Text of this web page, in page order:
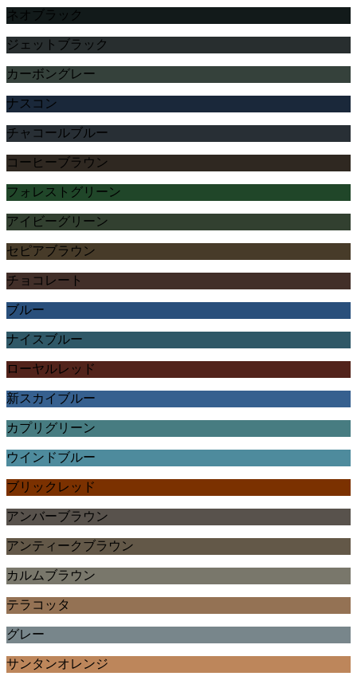
ネオブラック
ジェットブラック
カーボングレー
ナスコン
チャコールブルー
コーヒーブラウン
フォレストグリーン
アイビーグリーン
セピアブラウン
チョコレート
ブルー
ナイスブルー
ローヤルレッド
新スカイブルー
カプリグリーン
ウインドブルー
ブリックレッド
アンバーブラウン
アンティークブラウン
カルムブラウン
テラコッタ
グレー
サンタンオレンジ